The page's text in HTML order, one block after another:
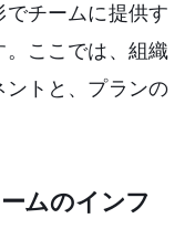
でチームに提供す
。ここでは、組織
ントと、プランの
ムのインフ